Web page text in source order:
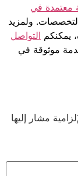
معتمدة في
ولمزيد
يمكنكم التواصل
موثوقة في
مشار إليها